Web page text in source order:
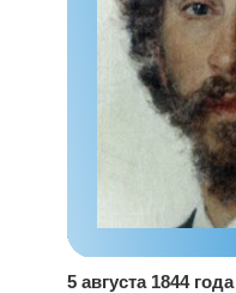
5 августа 1844 года